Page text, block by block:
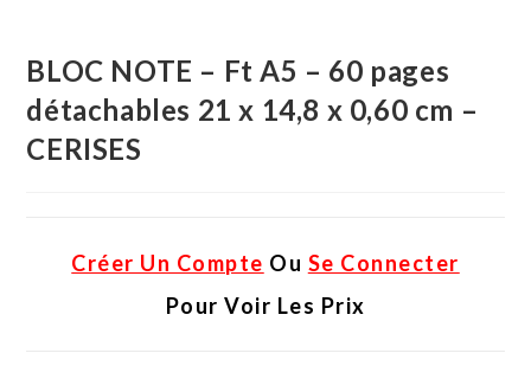
BLOC NOTE – Ft A5 – 60 pages
détachables 21 x 14,8 x 0,60 cm –
CERISES
Créer Un Compte Ou Se Connecter
Pour Voir Les Prix